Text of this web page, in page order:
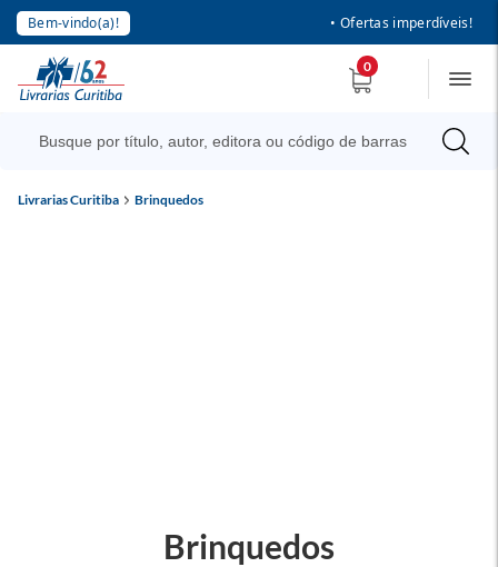
Bem-vindo(a)! • Ofertas imperdíveis!
0
Livrarias Curitiba Brinquedos
Brinquedos